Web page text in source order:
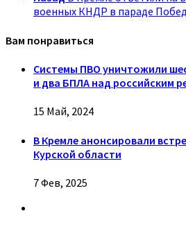
военных КНДР в параде
Вам понравиться
Системы ПВО уничтожили
и два БПЛА над российским
15 Май, 2024
В Кремле анонсировали
Курской области
7 Фев, 2025